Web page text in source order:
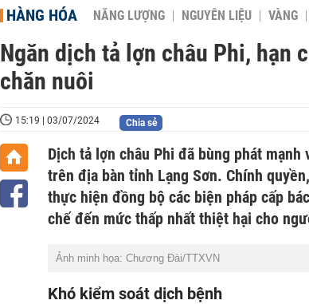
HÀNG HÓA NĂNG LƯỢNG NGUYÊN LIỆU VÀNG
Ngăn dịch tả lợn châu Phi, hạn
chăn nuôi
15:19 | 03/07/2024 Chia sẻ
Dịch tả lợn châu Phi đã bùng phát
trên địa bàn tỉnh Lạng Sơn. Chính
thực hiện đồng bộ các biện pháp cấp
chế đến mức thấp nhất thiệt hại cho
Ảnh minh họa: Chương Đài/TTXVN
Khó kiểm soát dịch bệnh